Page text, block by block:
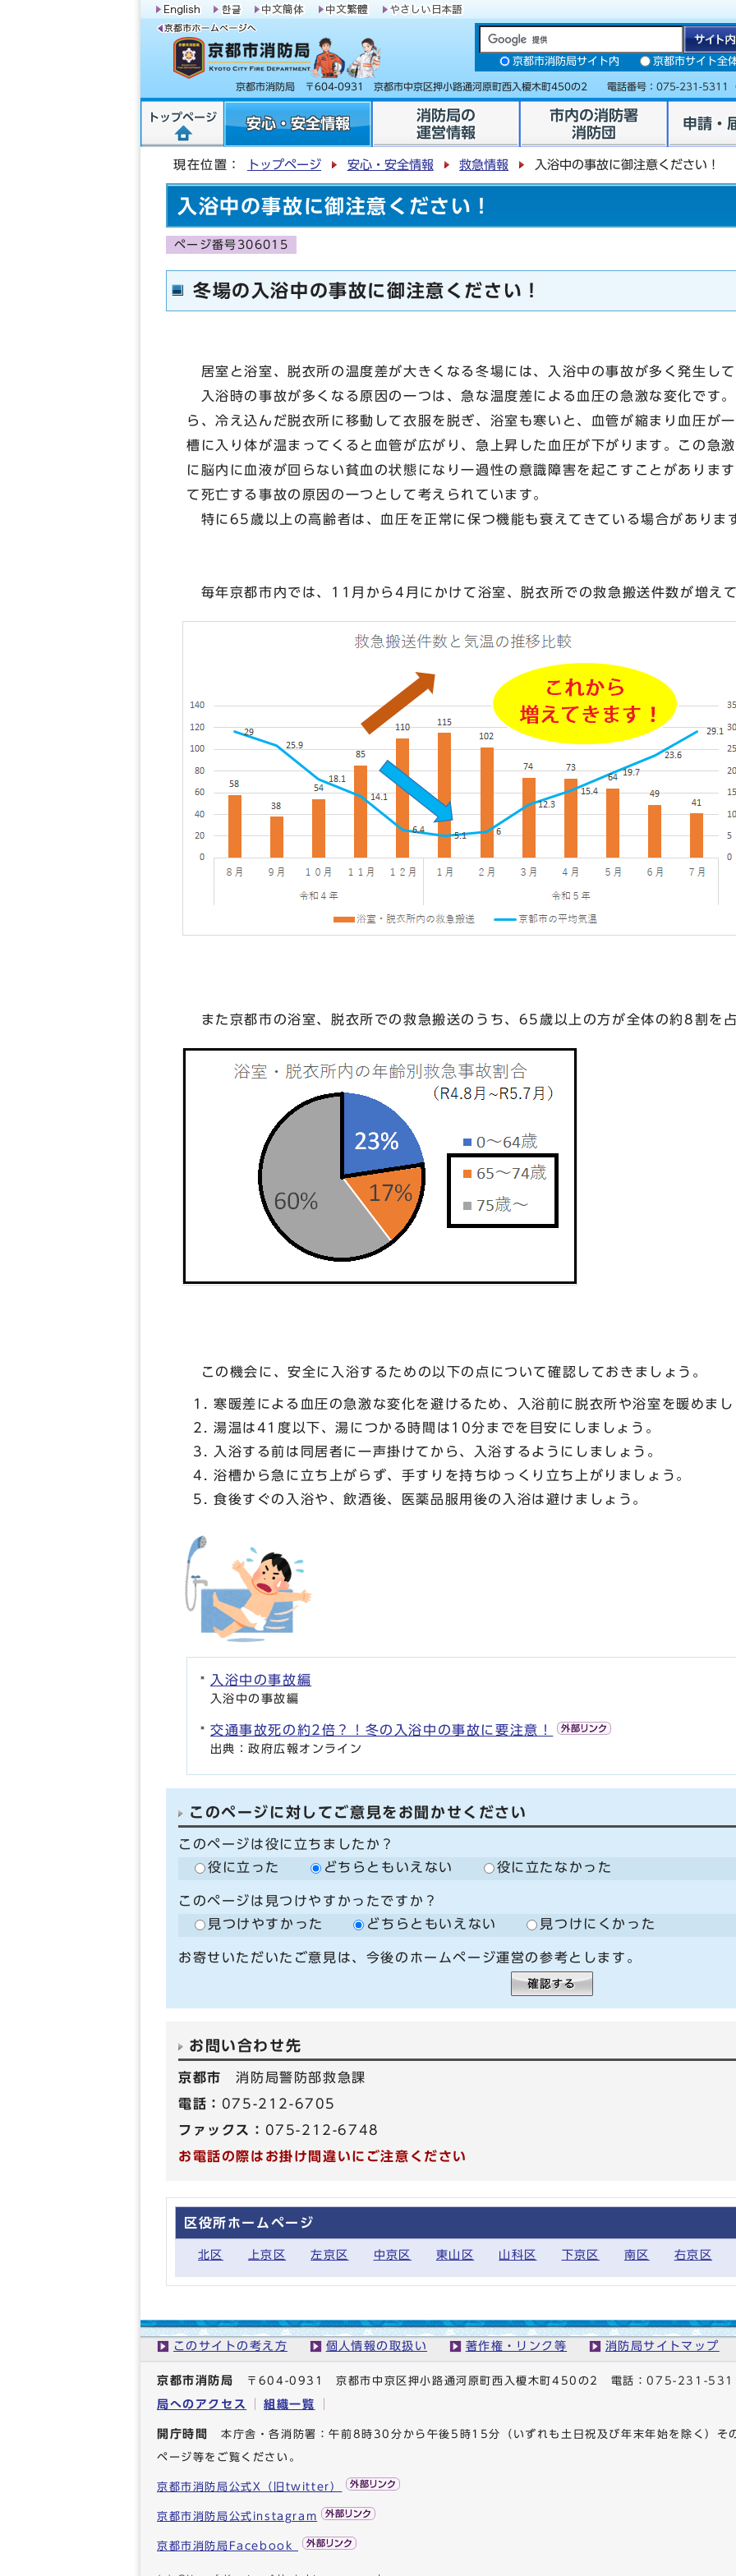
京都市消防局サイト内 京都市サイト全
京都市消防局 〒604-0931 京都市中京区押小路通河原町西入榎木町450の2 電話番号： 075-231-5311
トップページ 安心・安全情報
消防局の
運営情報
市内の消防署
消防団
申請・
現在位置： トップページ 安心・安全情報 救急情報 入浴中の事故に御注意ください！
入浴中の事故に御注意ください！
ページ番号306015
冬場の入浴中の事故に御注意ください！
居室と浴室、脱衣所の温度差が大きくなる冬場には、入浴中の事故が多く発生し
入浴時の事故が多くなる原因の一つは、急な温度差による血圧の急激な変化です
ら、冷え込んだ脱衣所に移動して衣服を脱ぎ、浴室も寒いと、血管が縮まり血圧が
槽に入り体が温まってくると血管が広がり、急上昇した血圧が下がります。この急
に脳内に血液が回らない貧血の状態になり一過性の意識障害を起こすことがありま
て死亡する事故の原因の一つとして考えられています。
特に65歳以上の高齢者は、血圧を正常に保つ機能も衰えてきている場合がありま
毎年京都市内では、11月から4月にかけて浴室、脱衣所での救急搬送件数が増え
また京都市の浴室、脱衣所での救急搬送のうち、65歳以上の方が全体の約8割を
この機会に、安全に入浴するための以下の点について確認しておきましょう。
寒暖差による血圧の急激な変化を避けるため、入浴前に脱衣所や浴室を暖めま
湯温は41度以下、湯につかる時間は10分までを目安にしましょう。
入浴する前は同居者に一声掛けてから、入浴するようにしましょう。
浴槽から急に立ち上がらず、手すりを持ちゆっくり立ち上がりましょう。
食後すぐの入浴や、飲酒後、医薬品服用後の入浴は避けましょう。
入浴中の事故編
入浴中の事故編
交通事故死の約2倍？！冬の入浴中の事故に要注意！
出典：政府広報オンライン
このページに対してご意見をお聞かせください
このページは役に立ちましたか？
役に立った
どちらともいえない 役に立たなかった
このページは見つけやすかったですか？
見つけやすかった
どちらともいえない 見つけにくかった
お寄せいただいたご意見は、今後のホームページ運営の参考とします。
お問い合わせ先
京都市消防局警防部救急課
電話： 075-212-6705
ファックス： 075-212-6748
お電話の際はお掛け間違いにご注意ください
区役所ホームページ
北区 上京区 左京区 中京区 東山区 山科区 下京区 南区 右京区
このサイトの考え方 個人情報の取扱い 著作権・リンク等 消防局サイトマップ
京都市消防局 〒604-0931 京都市中京区押小路通河原町西入榎木町450の2 電話：075-231-
局へのアクセス 組織一覧
開庁時間 本庁舎・各消防署：午前8時30分から午後5時15分（いずれも土日祝及び年末年始を除く）そ
ページ等をご覧ください。
京都市消防局公式X（旧twitter）
京都市消防局公式instagram
京都市消防局Facebook